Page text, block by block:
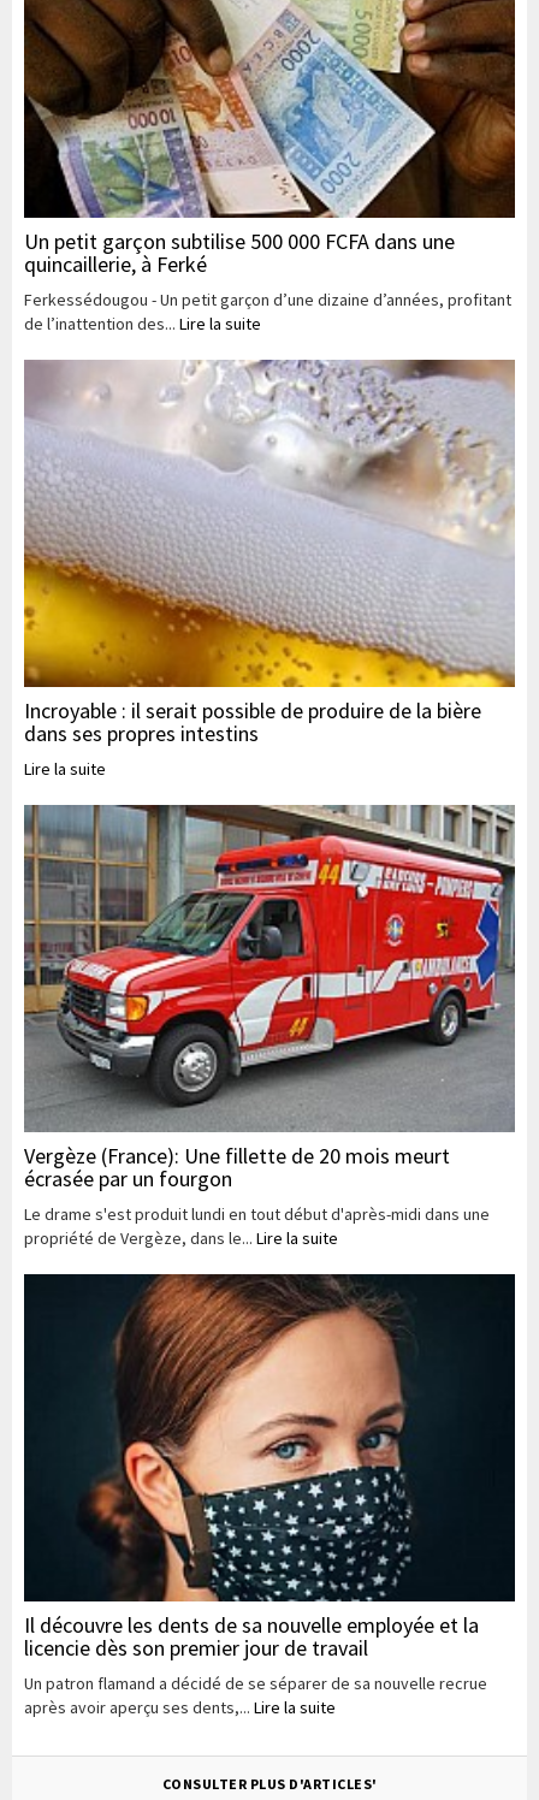
Un petit garçon subtilise 500 000 FCFA dans une
quincaillerie, à Ferké
Ferkessédougou - Un petit garçon d’une dizaine d’années, profitant
de l’inattention des... Lire la suite
Incroyable : il serait possible de produire de la bière
dans ses propres intestins
Lire la suite
Vergèze (France): Une fillette de 20 mois meurt
écrasée par un fourgon
Le drame s'est produit lundi en tout début d'après-midi dans une
propriété de Vergèze, dans le... Lire la suite
Il découvre les dents de sa nouvelle employée et la
licencie dès son premier jour de travail
Un patron flamand a décidé de se séparer de sa nouvelle recrue
après avoir aperçu ses dents,... Lire la suite
CONSULTER PLUS D'ARTICLES'